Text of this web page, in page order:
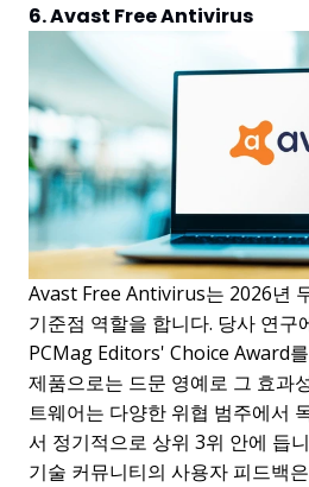
6. Avast Free Antivirus
Avast Free Antivirus는 2026년
기준점 역할을 합니다. 당사 연구
PCMag Editors' Choice Award
제품으로는 드문 영예로 그 효과
트웨어는 다양한 위협 범주에서
서 정기적으로 상위 3위 안에 듭
기술 커뮤니티의 사용자 피드백